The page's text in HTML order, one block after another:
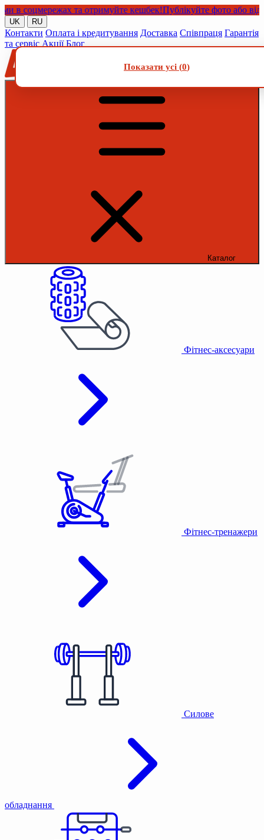
та отримуйте кешбек!Публікуйте фото або відео з
UK RU
Контакти Оплата і кредитування Доставка Співпраця Гарантія
та сервіс Акції Блог
Каталог
Фітнес-аксесуари
Фітнес-тренажери
Силове
обладнання
Показати усі (0)